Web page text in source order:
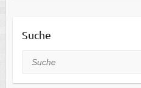
Suche
Suche